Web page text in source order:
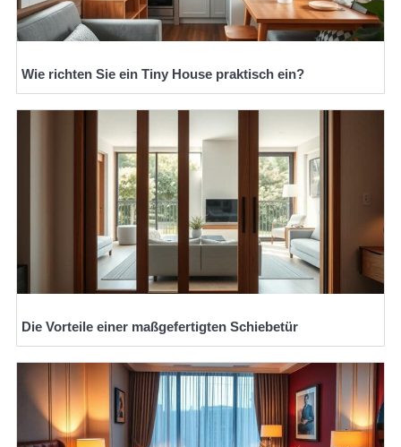
Wie richten Sie ein Tiny House praktisch ein?
Die Vorteile einer maßgefertigten Schiebetür